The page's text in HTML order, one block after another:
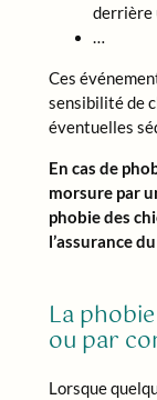
derrière
…
Ces
sensibilité de
éventuelles
En cas de
morsure par
phobie des
l’assurance
La
ou par
Lorsque